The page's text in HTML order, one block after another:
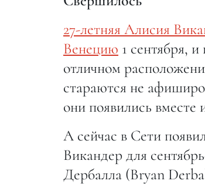
27-летняя Алисия
Венецию 1 сентября,
отличном
стараются не
они появились вместе
А сейчас в Сети
Викандер для
Дербалла (Bryan